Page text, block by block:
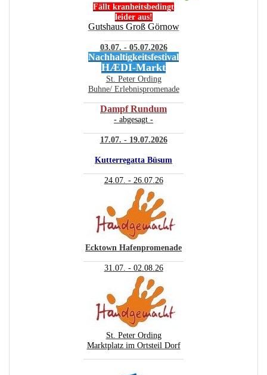
Fällt kranheitsbedingt
leider aus!
Gutshaus Groß Görnow
03.07. - 05.07.2026
Nachhaltigkeitsfestival
HÆDI-Markt
St. Peter Ording
Buhne/ Erlebnispromenade
Dampf Rundum
- abgesagt -
17.07. - 19.07.2026
Kutterregatta Büsum
24.07. - 26.07.26
Ecktown Hafenpromenade
31.07. - 02.08.26
St. Peter Ording
Marktplatz im Ortsteil Dorf